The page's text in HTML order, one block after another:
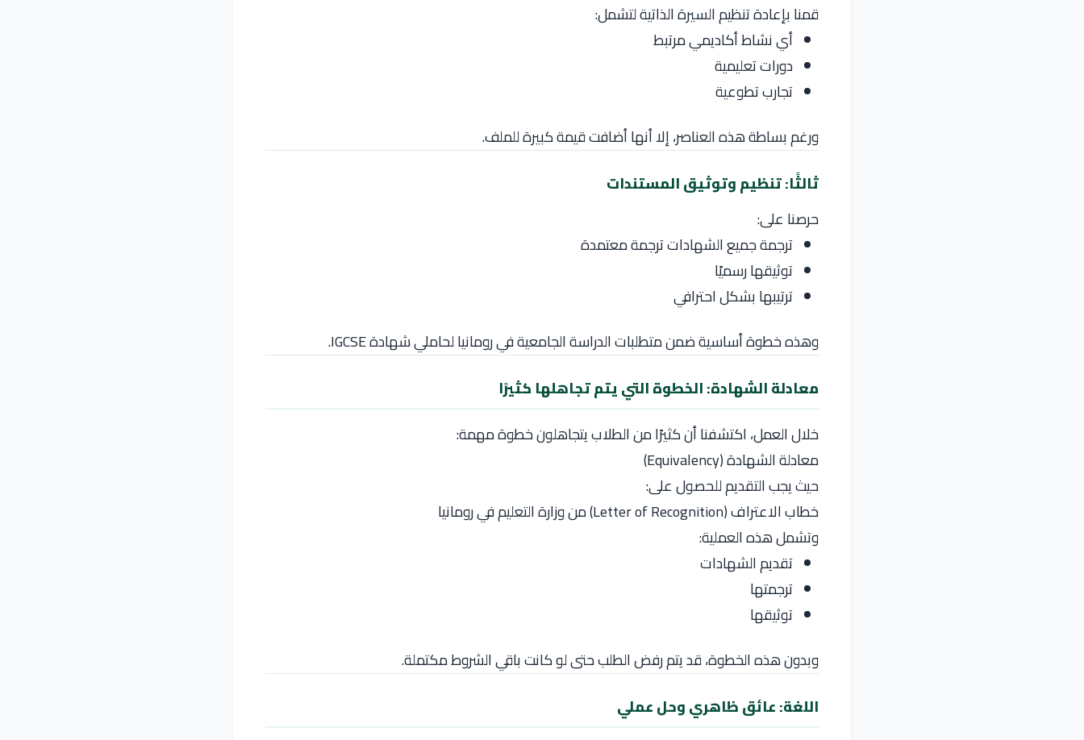
قمنا بإعادة تنظيم السيرة الذاتية لتشمل:
أي نشاط أكاديمي مرتبط
دورات تعليمية
تجارب تطوعية
ورغم بساطة هذه العناصر، إلا أنها أضافت قيمة كبيرة للملف.
ثالثًا: تنظيم وتوثيق المستندات
حرصنا على:
ترجمة جميع الشهادات ترجمة معتمدة
توثيقها رسميًا
ترتيبها بشكل احترافي
وهذه خطوة أساسية ضمن متطلبات الدراسة الجامعية في رومانيا لحاملي شهادة IGCSE.
معادلة الشهادة: الخطوة التي يتم تجاهلها كثيرًا
خلال العمل، اكتشفنا أن كثيرًا من الطلاب يتجاهلون خطوة مهمة:
معادلة الشهادة (Equivalency)
حيث يجب التقديم للحصول على:
خطاب الاعتراف (Letter of Recognition) من وزارة التعليم في رومانيا
وتشمل هذه العملية:
تقديم الشهادات
ترجمتها
توثيقها
وبدون هذه الخطوة، قد يتم رفض الطلب حتى لو كانت باقي الشروط مكتملة.
اللغة: عائق ظاهري وحل عملي